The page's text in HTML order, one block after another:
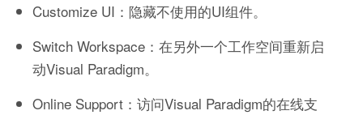
Customize UI：隐藏不使用的UI组件。
Switch Workspace：在另外一个工作空间重新启
动Visual Paradigm。
Online Support：访问Visual Paradigm的在线支